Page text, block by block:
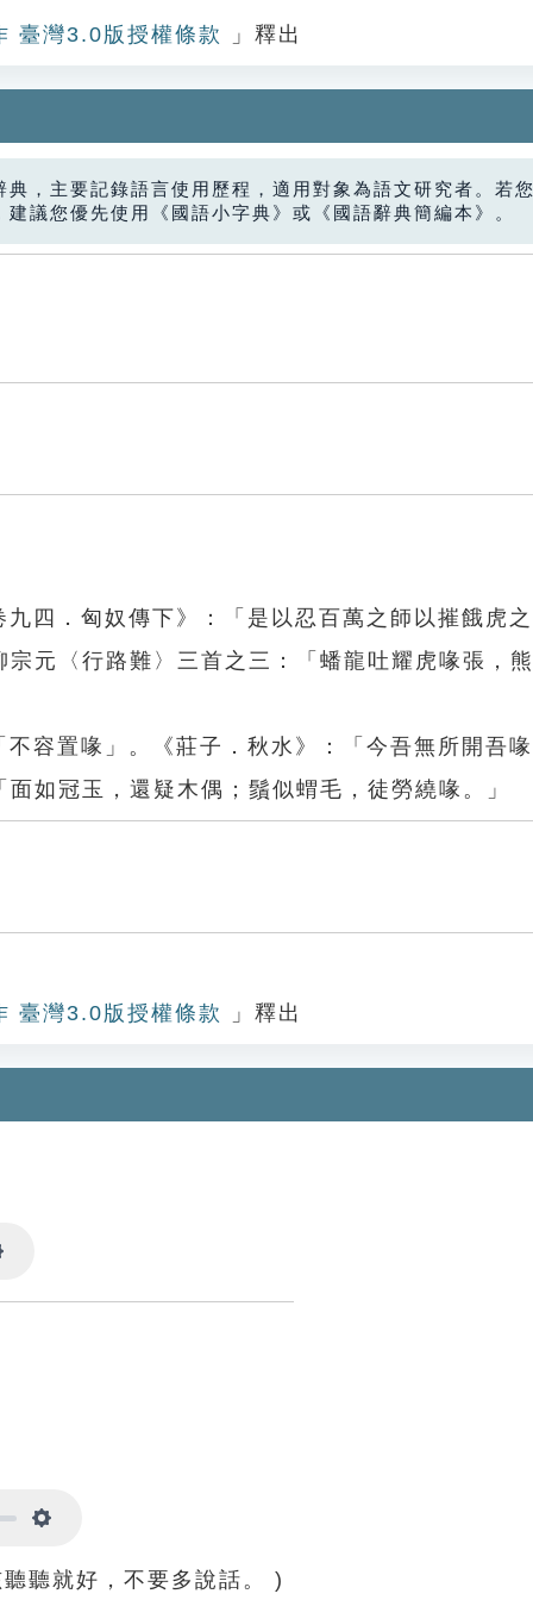
臺灣3.0版授權條款 」釋出
典，主要記錄語言使用歷程，適用對象為語文研究者。若
議您優先使用《國語小字典》或《國語辭典簡編本》。
四．匈奴傳下》：「是以忍百萬之師以摧餓虎
元〈行路難〉三首之三：「蟠龍吐耀虎喙張，
容置喙」。《莊子．秋水》：「今吾無所開吾
如冠玉，還疑木偶；鬚似蝟毛，徒勞繞喙。」
臺灣3.0版授權條款 」釋出
聽就好，不要多說話。 )